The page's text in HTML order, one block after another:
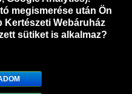
Fővárosi Cégbíróság
megismerése után Ön
Kertészeti Webáruház
sütiket is alkalmaz?